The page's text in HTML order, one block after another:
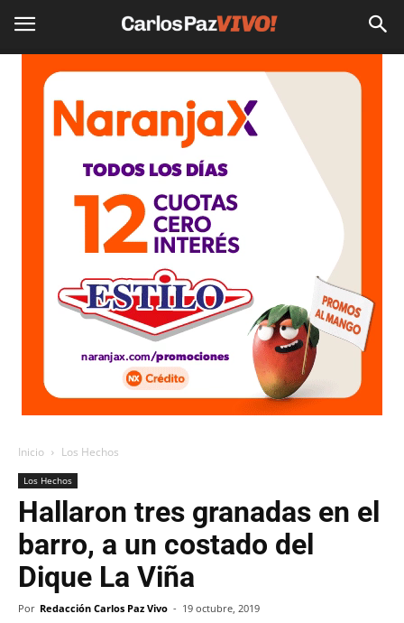
Inicio Los Hechos
Los Hechos
Hallaron tres granadas en el
barro, a un costado del
Dique La Viña
Por Redacción Carlos Paz Vivo - 19 octubre, 2019